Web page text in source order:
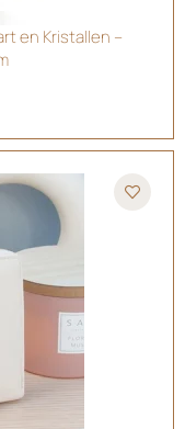
en Kristallen –